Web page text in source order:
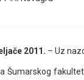
2011. – Uz
Šumarskog